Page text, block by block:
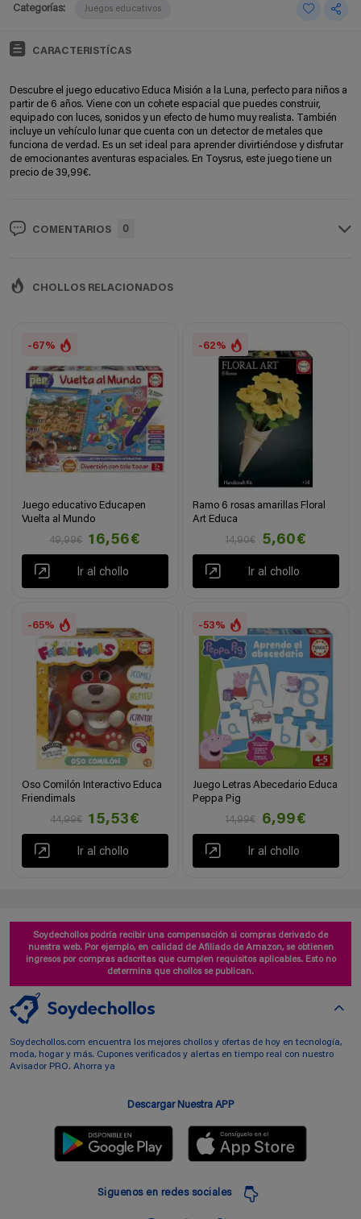
Categorías: Juegos educativos
CARACTERISTÍCAS
Descubre el juego educativo Educa Misión a la Luna, perfecto para niños a
partir de 6 años. Viene con un cohete espacial que puedes construir,
equipado con luces, sonidos y un efecto de humo muy realista. También
incluye un vehículo lunar que cuenta con un detector de metales que
funciona de verdad. Es un set ideal para aprender divirtiéndose y disfrutar
de emocionantes aventuras espaciales. En Toysrus, este juego tiene un
precio de 39,99€.
COMENTARIOS 0
CHOLLOS RELACIONADOS
-67%
Juego educativo Educapen
Vuelta al Mundo
49,99€
16,56€
Ir al chollo
-62%
Ramo 6 rosas amarillas Floral
Art Educa
14,90€
5,60€
Ir al chollo
-65%
Oso Comilón Interactivo Educa
Friendimals
44,99€
15,53€
Ir al chollo
-53%
Juego Letras Abecedario Educa
Peppa Pig
14,99€
6,99€
Ir al chollo
Soydechollos podría recibir una compensación si compras derivado de
nuestra web. Por ejemplo, en calidad de Afiliado de Amazon, se obtienen
ingresos por compras adscritas que cumplen requisitos aplicables. Esto no
determina que chollos se publican.
Soydechollos.com encuentra los mejores chollos y ofertas de hoy en tecnología,
moda, hogar y más. Cupones verificados y alertas en tiempo real con nuestro
Avisador PRO. Ahorra ya
Descargar Nuestra APP
Siguenos en redes sociales